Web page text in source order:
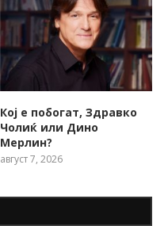
Кој е побогат, Здравко
Чолиќ или Дино
Мерлин?
август 7, 2026